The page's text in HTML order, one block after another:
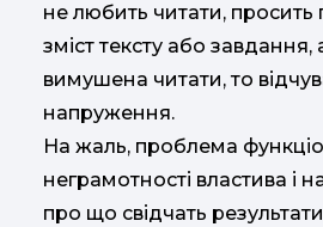
не любить читати, просить
зміст тексту або завдання,
вимушена читати, то
напруження.
На жаль, проблема
неграмотності властива і
про що свідчать